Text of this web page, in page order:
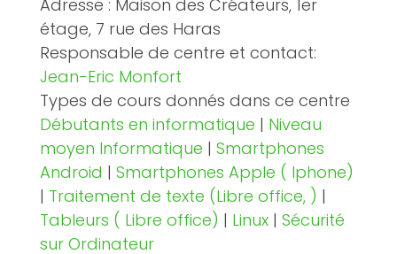
Adresse : Maison des Créateurs, 1er
étage, 7 rue des Haras
Responsable de centre et contact:
Jean-Eric Monfort
Types de cours donnés dans ce centre
Débutants en informatique | Niveau
moyen Informatique | Smartphones
Android | Smartphones Apple ( Iphone)
| Traitement de texte (Libre office, ) |
Tableurs ( Libre office) | Linux | Sécurité
sur Ordinateur